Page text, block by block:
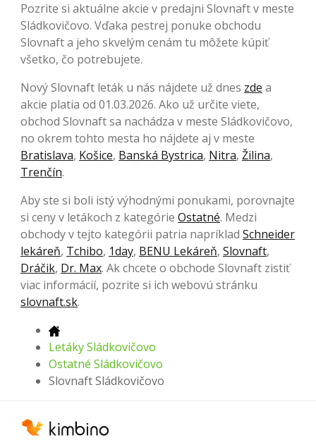
Pozrite si aktuálne akcie v predajni Slovnaft v meste
Sládkovičovo. Vďaka pestrej ponuke obchodu
Slovnaft a jeho skvelým cenám tu môžete kúpiť
všetko, čo potrebujete.
Nový Slovnaft leták u nás nájdete už dnes zde a
akcie platia od 01.03.2026. Ako už určite viete,
obchod Slovnaft sa nachádza v meste Sládkovičovo,
no okrem tohto mesta ho nájdete aj v meste
Bratislava, Košice, Banská Bystrica, Nitra, Žilina,
Trenčín.
Aby ste si boli istý výhodnými ponukami, porovnajte
si ceny v letákoch z kategórie Ostatné. Medzi
obchody v tejto kategórii patria napríklad Schneider
lekáreň, Tchibo, 1day, BENU Lekáreň, Slovnaft,
Dráčik, Dr. Max. Ak chcete o obchode Slovnaft zistiť
viac informácií, pozrite si ich webovú stránku
slovnaft.sk.
Letáky Sládkovičovo
Ostatné Sládkovičovo
Slovnaft Sládkovičovo